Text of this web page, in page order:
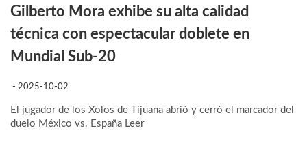
Gilberto Mora exhibe su alta calidad
técnica con espectacular doblete en
Mundial Sub-20
- 2025-10-02
El jugador de los Xolos de Tijuana abrió y cerró el marcador del
duelo México vs. España Leer